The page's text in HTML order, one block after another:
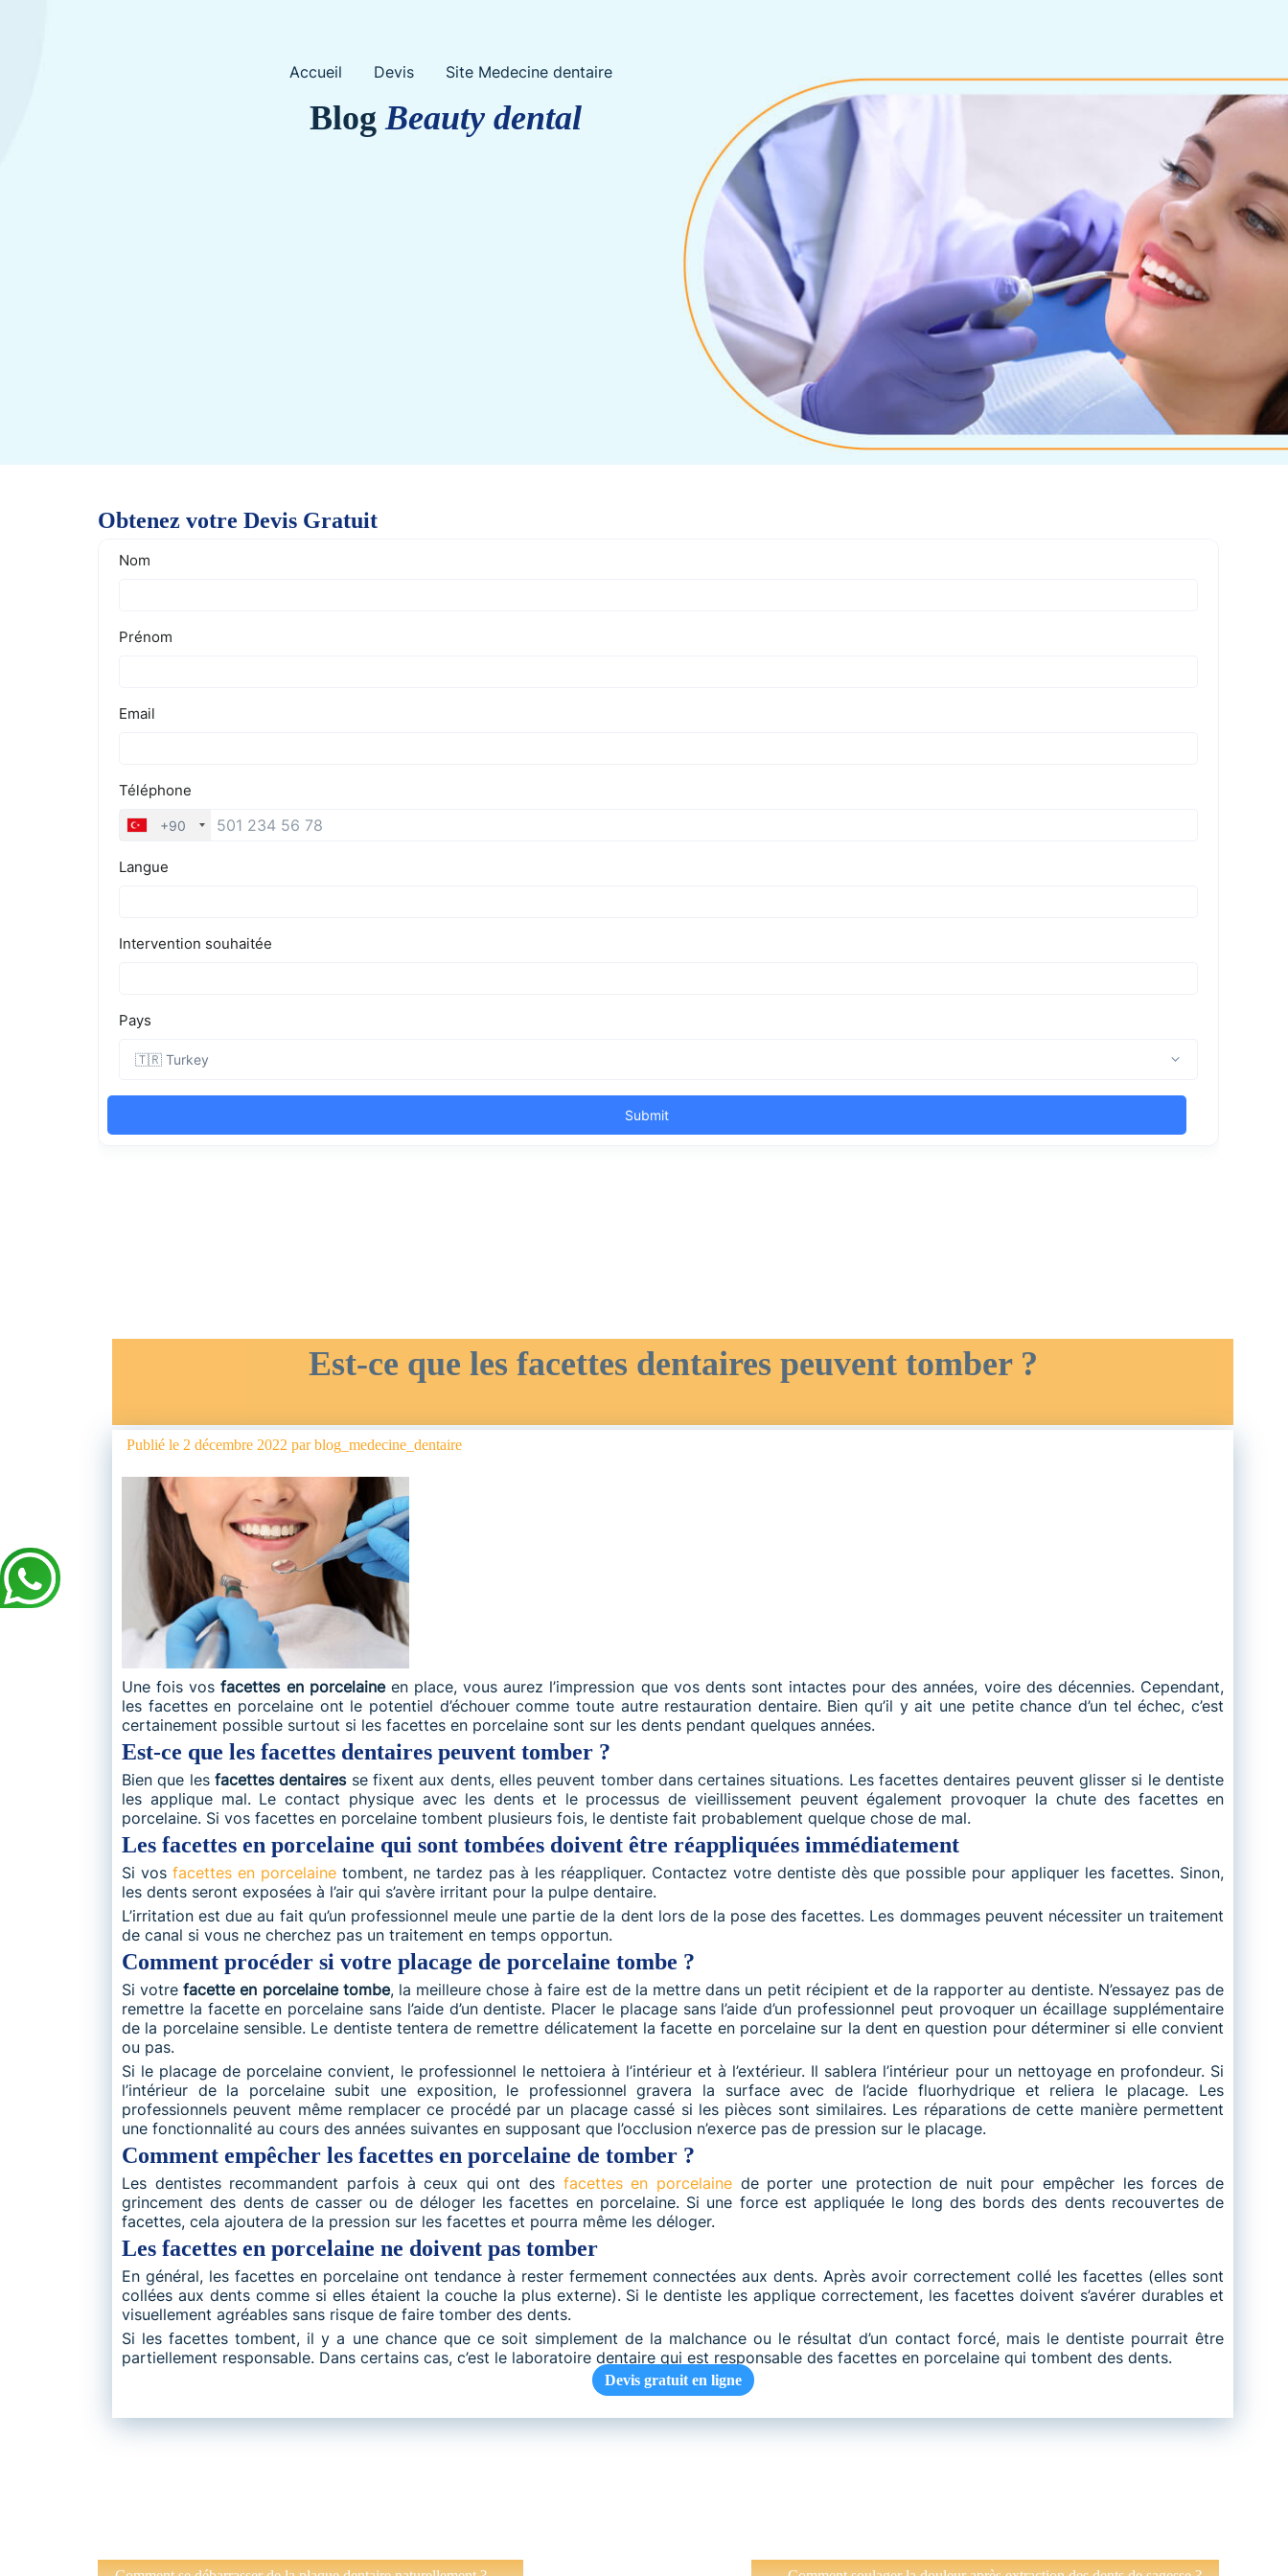
BlogBeauty dental
Accueil Devis Site Medecine dentaire
Obtenez votre Devis Gratuit
Est-ce que les facettes dentaires peuvent tomber ?
Publié le 2 décembre 2022 parblog_medecine_dentaire
Une fois vosfacettes en porcelaineen place, vous aurez l’impression que vos dents sont intactes pour des années, voire des décennies. Cependant,
les facettes en porcelaine ont le potentiel d’échouer comme toute autre restauration dentaire. Bien qu’il y ait une petite chance d’un tel échec, c’est
certainement possible surtout si les facettes en porcelaine sont sur les dents pendant quelques années.
Est-ce que les facettes dentaires peuvent tomber ?
Bien que les facettes dentairesse fixent aux dents, elles peuvent tomber dans certaines situations. Les facettes dentaires peuvent glisser si le dentiste
les applique mal. Le contact physique avec les dents et le processus de vieillissement peuvent également provoquer la chute des facettes en
porcelaine. Si vos facettes en porcelaine tombent plusieurs fois, le dentiste fait probablement quelque chose de mal.
Les facettes en porcelaine qui sont tombées doivent être réappliquées immédiatement
Si vos facettes en porcelaine tombent, ne tardez pas à les réappliquer. Contactez votre dentiste dès que possible pour appliquer les facettes. Sinon,
les dents seront exposées à l’air qui s’avère irritant pour la pulpe dentaire.
L’irritation est due au fait qu’un professionnel meule une partie de la dent lors de la pose des facettes. Les dommages peuvent nécessiter un traitement
de canal si vous ne cherchez pas un traitement en temps opportun.
Comment procéder si votre placage de porcelaine tombe ?
Si votrefacette en porcelaine tombe, la meilleure chose à faire est de la mettre dans un petit récipient et de la rapporter au dentiste. N’essayez pas de
remettre la facette en porcelaine sans l’aide d’un dentiste. Placer le placage sans l’aide d’un professionnel peut provoquer un écaillage supplémentaire
de la porcelaine sensible. Le dentiste tentera de remettre délicatement la facette en porcelaine sur la dent en question pour déterminer si elle convient
ou pas.
Si le placage de porcelaine convient, le professionnel le nettoiera à l’intérieur et à l’extérieur. Il sablera l’intérieur pour un nettoyage en profondeur. Si
l’intérieur de la porcelaine subit une exposition, le professionnel gravera la surface avec de l’acide fluorhydrique et reliera le placage. Les
professionnels peuvent même remplacer ce procédé par un placage cassé si les pièces sont similaires. Les réparations de cette manière permettent
une fonctionnalité au cours des années suivantes en supposant que l’occlusion n’exerce pas de pression sur le placage.
Comment empêcher les facettes en porcelaine de tomber ?
Les dentistes recommandent parfois à ceux qui ont des facettes en porcelaine de porter une protection de nuit pour empêcher les forces de
grincement des dents de casser ou de déloger les facettes en porcelaine. Si une force est appliquée le long des bords des dents recouvertes de
facettes, cela ajoutera de la pression sur les facettes et pourra même les déloger.
Les facettes en porcelaine ne doivent pas tomber
En général, les facettes en porcelaine ont tendance à rester fermement connectées aux dents. Après avoir correctement collé les facettes (elles sont
collées aux dents comme si elles étaient la couche la plus externe). Si le dentiste les applique correctement, les facettes doivent s’avérer durables et
visuellement agréables sans risque de faire tomber des dents.
Si les facettes tombent, il y a une chance que ce soit simplement de la malchance ou le résultat d’un contact forcé, mais le dentiste pourrait être
partiellement responsable. Dans certains cas, c’est le laboratoire dentaire qui est responsable des facettes en porcelaine qui tombent des dents.
Devis gratuit en ligne